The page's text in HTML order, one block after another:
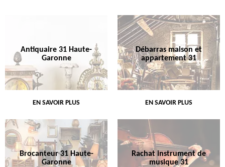
Antiquaire 31 Haute-
Garonne
EN SAVOIR PLUS
Débarras maison et
appartement 31
EN SAVOIR PLUS
Brocanteur 31 Haute-
Garonne
Rachat instrument de
musique 31